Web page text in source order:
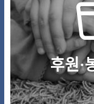
후원·